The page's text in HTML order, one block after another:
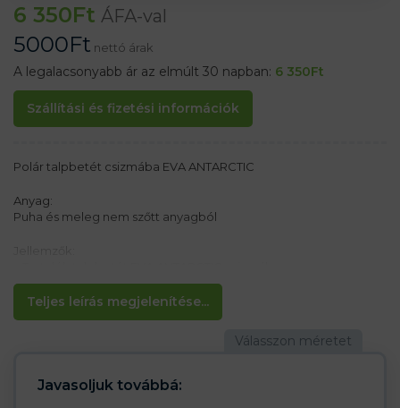
6 350Ft ÁFA-val
5000Ft nettó árak
A legalacsonyabb ár az elmúlt 30 napban: 6 350Ft
Szállítási és fizetési információk
Teljes leírás megjelenítése...
Polár talpbetét csizmába EVA ANTARCTIC
Anyag:
Puha és meleg nem szőtt anyagból
– Menchester gallér a tetején
– Hőszigetelés az alumínium fóliának köszönhetően
Javasoljuk továbbá: